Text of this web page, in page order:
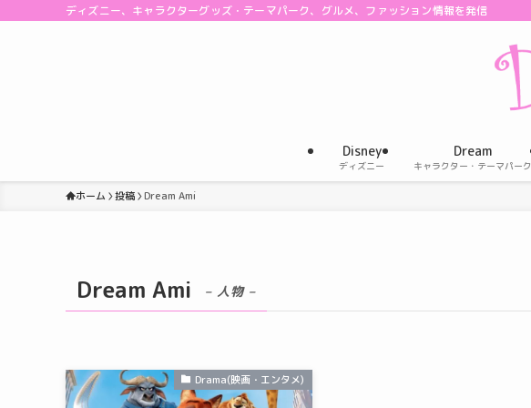
ディズニー、キャラクターグッズ・テーマパーク、グルメ、ファッション情報を発信
Disney
ディズニー
Dream
キャラクター・テーマパーク
ホーム 投稿 Dream Ami
Dream Ami – 人物 –
Drama(映画・エンタメ)